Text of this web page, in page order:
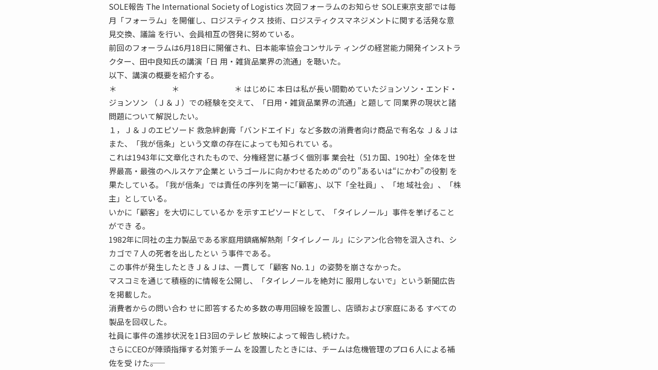
SOLE報告 The International Society of Logistics 次回フォーラムのお知らせ SOLE東京支部では毎
月「フォーラム」を開催し、ロジスティクス 技術、ロジスティクスマネジメントに関する活発な意
見交換、議論 を行い、会員相互の啓発に努めている。
前回のフォーラムは6月18日に開催され、日本能率協会コンサルテ ィングの経営能力開発インストラ
クター、田中良知氏の講演「日 用・雑貨品業界の流通」を聴いた。
以下、講演の概要を紹介する。
＊ ＊ ＊ はじめに 本日は私が長い間勤めていたジョンソン・エンド・
ジョンソン （Ｊ＆Ｊ）での経験を交えて、「日用・雑貨品業界の流通」と題して 同業界の現状と諸
問題について解説したい。
１，Ｊ＆Ｊのエピソード 救急絆創膏「バンドエイド」など多数の消費者向け商品で有名な Ｊ＆Ｊは
また、「我が信条」という文章の存在によっても知られてい る。
これは1943年に文章化されたもので、分権経営に基づく個別事 業会社（51カ国、190社）全体を世
界最高・最強のヘルスケア企業と いうゴールに向かわせるための“のり”あるいは“にかわ”の役割 を
果たしている｡ 「我が信条」では責任の序列を第一に｢顧客｣、以下「全社員」、「地 域社会」、「株
主」としている。
いかに「顧客」を大切にしているか を示すエピソードとして、「タイレノール」事件を挙げること
ができ る。
1982年に同社の主力製品である家庭用鎮痛解熱剤「タイレノー ル」にシアン化合物を混入され、シ
カゴで７人の死者を出したとい う事件である。
この事件が発生したときＪ＆Ｊは、一貫して「顧客 No.１」の姿勢を崩さなかった。
マスコミを通じて積極的に情報を公開し、「タイレノールを絶対に 服用しないで」という新聞広告
を掲載した。
消費者からの問い合わ せに即答するため多数の専用回線を設置し、店頭および家庭にある すべての
製品を回収した。
社員に事件の進捗状況を1日3回のテレビ 放映によって報告し続けた。
さらにCEOが陣頭指揮する対策チーム を設置したときには、チームは危機管理のプロ６人による補
佐を受 けた――。